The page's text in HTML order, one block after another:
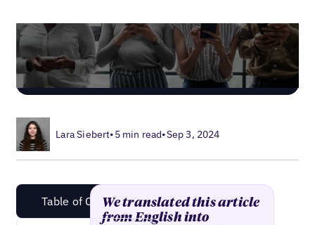
Lara Siebert•5 min read•Sep 3, 2024
Table of ContentWe translated this article
from English into